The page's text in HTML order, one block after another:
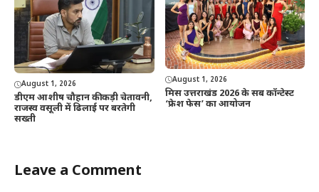
August 1, 2026
डीएम आशीष चौहान की कड़ी चेतावनी,
राजस्व वसूली में ढिलाई पर बरतेगी
सख्ती
August 1, 2026
मिस उत्तराखंड 2026 के सब कॉन्टेस्ट
‘फ्रेश फेस’ का आयोजन
Leave a Comment